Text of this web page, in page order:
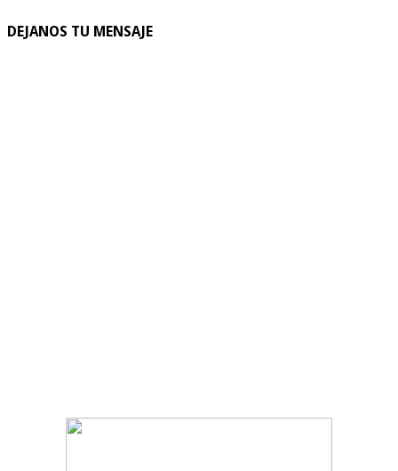
DEJANOS TU MENSAJE